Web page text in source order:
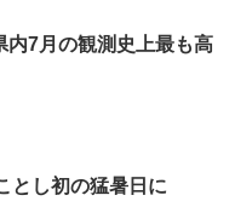
7月の観測史上最も高
とし初の猛暑日に